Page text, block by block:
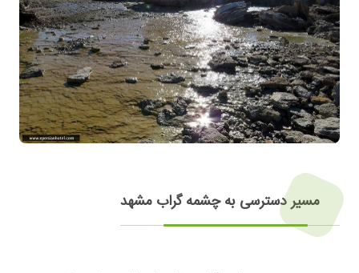
مسیر دسترسی به چشمه گراب مشهد